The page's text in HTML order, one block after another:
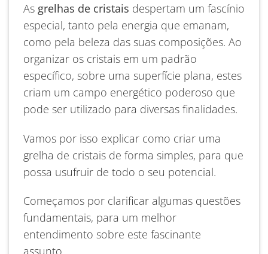
As grelhas de cristais despertam um fascínio
especial, tanto pela energia que emanam,
como pela beleza das suas composições. Ao
organizar os cristais em um padrão
específico, sobre uma superfície plana, estes
criam um campo energético poderoso que
pode ser utilizado para diversas finalidades.
Vamos por isso explicar como criar uma
grelha de cristais de forma simples, para que
possa usufruir de todo o seu potencial.
Começamos por clarificar algumas questões
fundamentais, para um melhor
entendimento sobre este fascinante